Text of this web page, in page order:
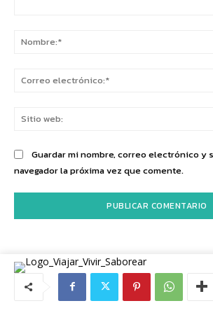
Guardar mi nombre, correo electrónico y
navegador la próxima vez que comente.